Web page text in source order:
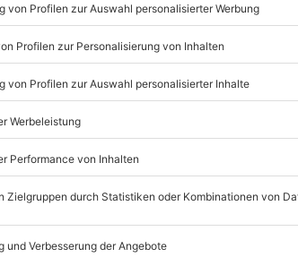
Absprache mit dem
Listenansicht
© OpenStreetMaps
mydaysGmbH
81671 München